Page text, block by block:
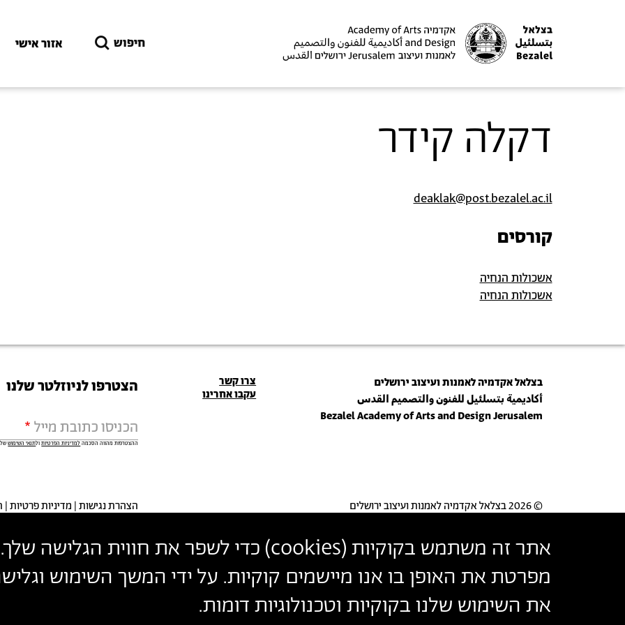
אתר זה משתמש בקוקיות (cookies) כדי לשפר את חווית הגלישה
מפרטת את האופן בו אנו מיישמים קוקיות. על ידי המשך השימוש
את השימוש שלנו בקוקיות וטכנולוגיות דומות.
חיפוש אזור אישי
דקלה קידר
deaklak@post.bezalel.ac.il
קורסים
אשכולות הנחיה
אשכולות הנחיה
בצלאל אקדמיה לאמנות ועיצוב ירושלים
أكاديمية بتسلئيل للفنون والتصميم القدس
Bezalel Academy of Arts and Design Jerusalem
פרטי
יצירת
צרו קשר
עקבו אחרינו
הצטרפו לניוזלטר שלנו
הכניסו כתובת מייל
ההצטרפות מהווה הסכמה למדיניות הפרטיותולתנאי השימוששל
© 2026 בצלאל אקדמיה לאמנות ועיצוב ירושלים הצהרת נגישות מדיניות פרטיות